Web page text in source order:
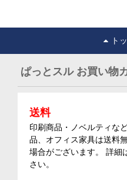
ト
ぱっとスル お買い物
送料
印刷商品・ノベルティな
品、オフィス家具は送料
場合がございます。 詳細
さい。